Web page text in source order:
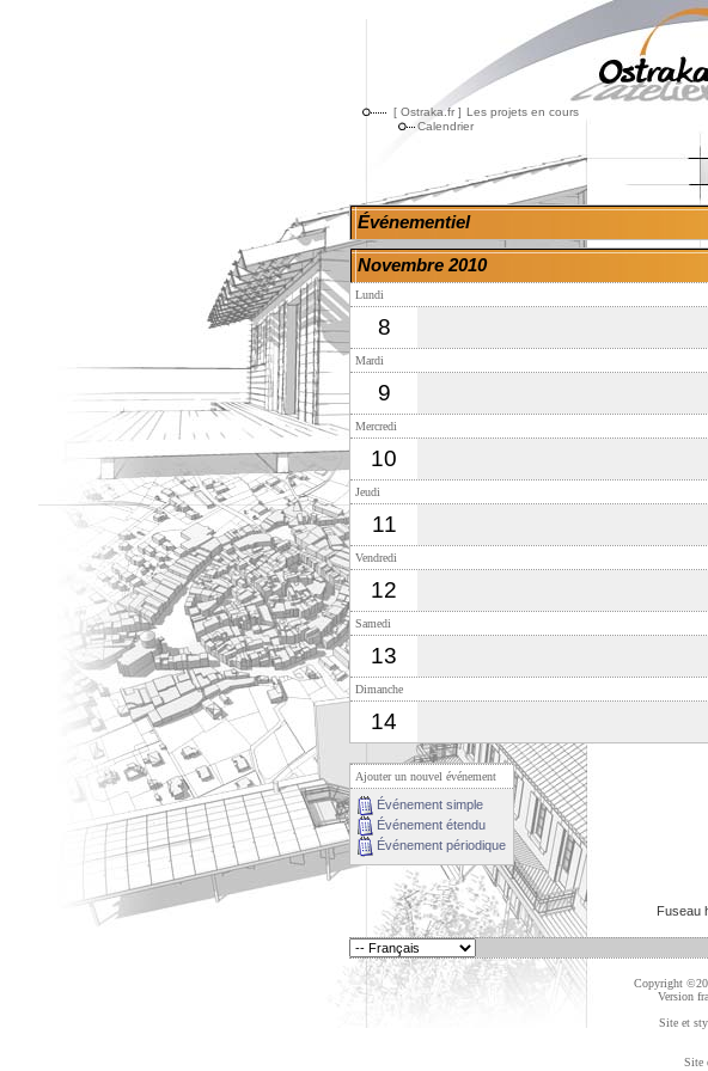
[ Ostraka.fr ] Les projets en cours
Calendrier
Événementiel
Novembre 2010
Lundi
8
Mardi
9
Mercredi
10
Jeudi
11
Vendredi
12
Samedi
13
Dimanche
14
Ajouter un nouvel événement
Événement simple
Événement étendu
Événement périodique
Fuseau
Copyright
Version
Site et
Site